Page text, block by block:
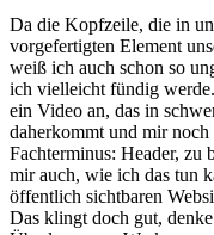
Da die Kopfzeile, die in
vorgefertigten Element
weiß ich auch schon so
ich vielleicht fündig
ein Video an, das in
daherkommt und mir
Fachterminus: Header, zu
mir auch, wie ich das tun
öffentlich sichtbaren
Das klingt doch gut,